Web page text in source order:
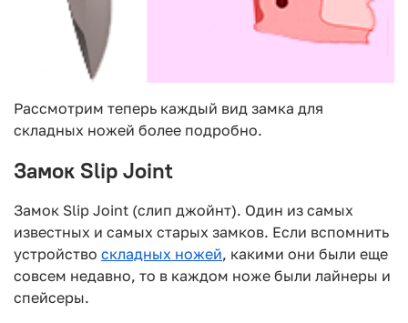
Рассмотрим теперь каждый вид замка для
складных ножей более подробно.
Замок Slip Joint
Замок Slip Joint (слип джойнт). Один из самых
известных и самых старых замков. Если вспомнить
устройство складных ножей, какими они были еще
совсем недавно, то в каждом ноже были лайнеры и
спейсеры.